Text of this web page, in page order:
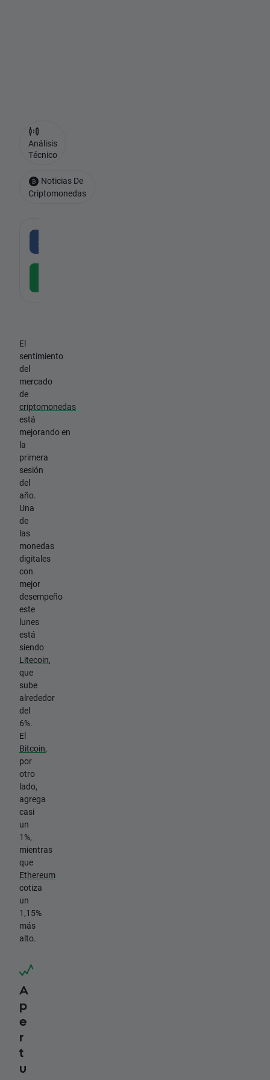
El
sentimiento
del
mercado
de
criptomonedas
está
mejorando en
la
primera
sesión
del
año.
Una
de
las
monedas
digitales
con
mejor
desempeño
este
lunes
está
siendo
Litecoin,
que
sube
alrededor
del
6%.
El
Bitcoin,
por
otro
lado,
agrega
casi
un
1%,
mientras
que
Ethereum
cotiza
un
1,15%
más
alto.
A
p
e
r
t
u
Análisis
Técnico
Noticias De
Criptomonedas